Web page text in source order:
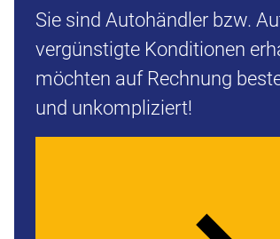
Sie sind Autohändler bzw.
vergünstigte Konditionen
möchten auf Rechnung
und unkompliziert!